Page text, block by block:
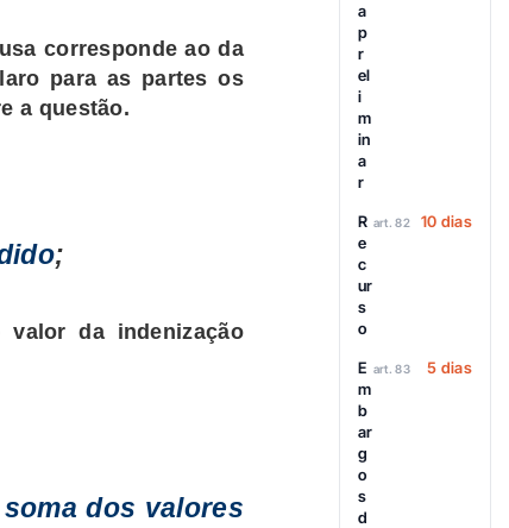
corresponde ao da
para as partes os
a questão.
;
da indenização
dos valores
a
p
r
el
i
m
in
a
r
R
e
c
ur
s
o
art. 82 10 dias
E
m
b
ar
g
o
s
d
art. 83 5 dias